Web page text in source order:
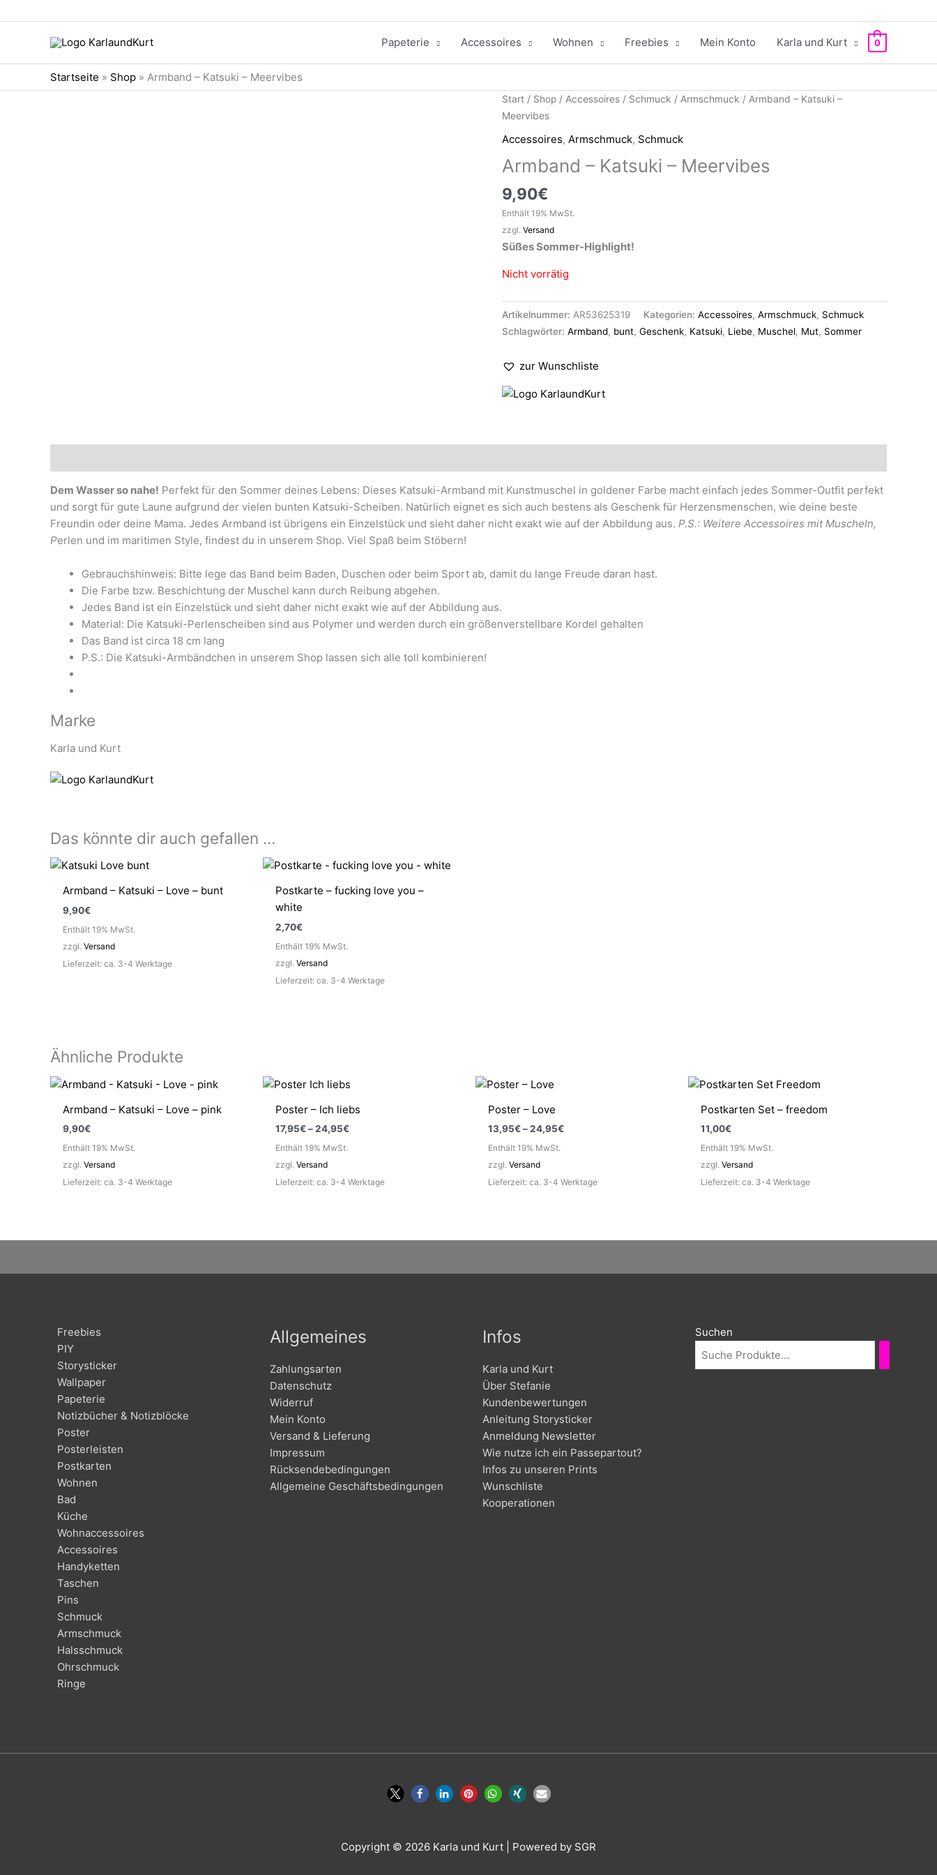
Inhalt
Papeterie Accessoires Wohnen Freebies Mein Konto Karla und Kurt 0
Startseite » Shop » Armband – Katsuki – Meervibes
Start / Shop / Accessoires / Schmuck / Armschmuck / Armband – Katsuki –
Meervibes
Accessoires, Armschmuck, Schmuck
Armband – Katsuki – Meervibes
9,90€
Enthält 19% MwSt.
zzgl. Versand
Süßes Sommer-Highlight!
Nicht vorrätig
Artikelnummer: AR53625319 Kategorien: Accessoires, Armschmuck, Schmuck
Schlagwörter: Armband, bunt, Geschenk, Katsuki, Liebe, Muschel, Mut, Sommer
zur Wunschliste
Dem Wasser so nahe! Perfekt für den Sommer deines Lebens: Dieses Katsuki-Armband mit Kunstmuschel in goldener Farbe macht einfach jedes Sommer-Outfit perfekt
und sorgt für gute Laune aufgrund der vielen bunten Katsuki-Scheiben. Natürlich eignet es sich auch bestens als Geschenk für Herzensmenschen, wie deine beste
Freundin oder deine Mama. Jedes Armband ist übrigens ein Einzelstück und sieht daher nicht exakt wie auf der Abbildung aus. P.S.: Weitere Accessoires mit Muscheln,
Perlen und im maritimen Style, findest du in unserem Shop. Viel Spaß beim Stöbern!
Gebrauchshinweis: Bitte lege das Band beim Baden, Duschen oder beim Sport ab, damit du lange Freude daran hast.
Die Farbe bzw. Beschichtung der Muschel kann durch Reibung abgehen.
Jedes Band ist ein Einzelstück und sieht daher nicht exakt wie auf der Abbildung aus.
Material: Die Katsuki-Perlenscheiben sind aus Polymer und werden durch ein größenverstellbare Kordel gehalten
Das Band ist circa 18 cm lang
P.S.: Die Katsuki-Armbändchen in unserem Shop lassen sich alle toll kombinieren!
Marke
Karla und Kurt
Das könnte dir auch gefallen …
Armband – Katsuki – Love – bunt
9,90€
Enthält 19% MwSt.
zzgl. Versand
Lieferzeit: ca. 3-4 Werktage
Postkarte – fucking love you –
white
2,70€
Enthält 19% MwSt.
zzgl. Versand
Lieferzeit: ca. 3-4 Werktage
Ähnliche Produkte
Armband – Katsuki – Love – pink
9,90€
Enthält 19% MwSt.
zzgl. Versand
Lieferzeit: ca. 3-4 Werktage
Poster – Ich liebs
17,95€–24,95€Preisspanne:
Enthält 19% MwSt.
zzgl. Versand
Lieferzeit: ca. 3-4 Werktage
Poster – Love
13,95€–24,95€Preisspanne:
Enthält 19% MwSt.
zzgl. Versand
Lieferzeit: ca. 3-4 Werktage
Postkarten Set – freedom
11,00€
Enthält 19% MwSt.
zzgl. Versand
Lieferzeit: ca. 3-4 Werktage
Freebies
PIY
Storysticker
Wallpaper
Papeterie
Notizbücher & Notizblöcke
Poster
Posterleisten
Postkarten
Wohnen
Bad
Küche
Wohnaccessoires
Accessoires
Handyketten
Taschen
Pins
Schmuck
Armschmuck
Halsschmuck
Ohrschmuck
Ringe
Allgemeines
Zahlungsarten
Datenschutz
Widerruf
Mein Konto
Versand & Lieferung
Impressum
Rücksendebedingungen
Allgemeine Geschäftsbedingungen
Infos
Karla und Kurt
Über Stefanie
Kundenbewertungen
Anleitung Storysticker
Anmeldung Newsletter
Wie nutze ich ein Passepartout?
Infos zu unseren Prints
Wunschliste
Kooperationen
Suchen
Copyright © 2026 Karla und Kurt | Powered by SGR